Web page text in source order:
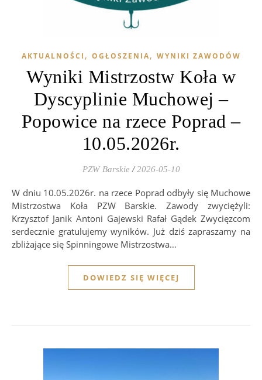
AKTUALNOŚCI , OGŁOSZENIA, WYNIKI ZAWODÓW
Wyniki Mistrzostw Koła w
Dyscyplinie Muchowej –
Popowice na rzece Poprad –
10.05.2026r.
PZW Barskie / 2026-05-10
W dniu 10.05.2026r. na rzece Poprad odbyły się Muchowe
Mistrzostwa Koła PZW Barskie. Zawody zwyciężyli:
Krzysztof Janik Antoni Gajewski Rafał Gądek Zwycięzcom
serdecznie gratulujemy wyników. Już dziś zapraszamy na
zbliżające się Spinningowe Mistrzostwa…
DOWIEDZ SIĘ WIĘCEJ